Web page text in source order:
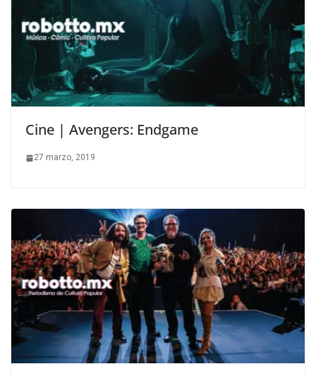
Cine | Avengers: Endgame
27 marzo, 2019